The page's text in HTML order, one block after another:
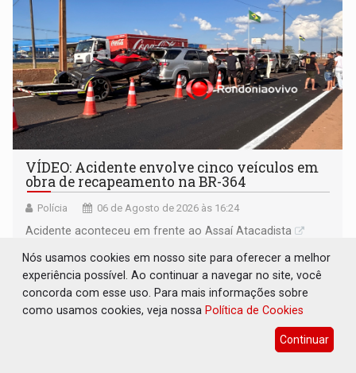
VÍDEO: Acidente envolve cinco veículos em
obra de recapeamento na BR-364
Polícia 06 de Agosto de 2026 às 16:24
Acidente aconteceu em frente ao Assaí Atacadista
Nós usamos cookies em nosso site para oferecer a melhor
experiência possível. Ao continuar a navegar no site, você
concorda com esse uso. Para mais informações sobre
como usamos cookies, veja nossa Política de Cookies
Continuar